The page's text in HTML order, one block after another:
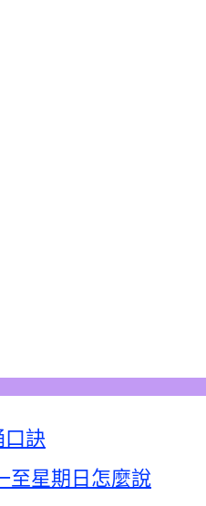
口訣
至星期日怎麼說